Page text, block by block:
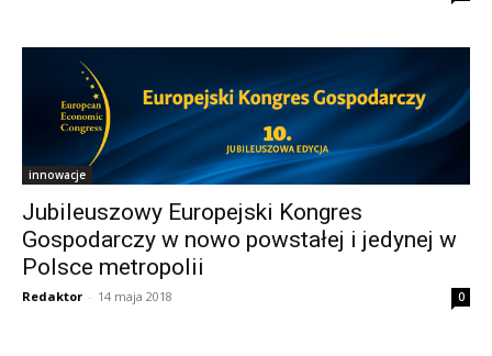
innowacje
Jubileuszowy Europejski Kongres
Gospodarczy w nowo powstałej i jedynej w
Polsce metropolii
Redaktor - 14 maja 2018 0